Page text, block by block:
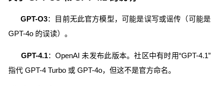
GPT-O3：目前无此官方模型，可能是误写或谣传（可能是
GPT-4o 的误读）。
GPT-4.1：OpenAI 未发布此版本。社区中有时用“GPT-4.1”
指代 GPT-4 Turbo 或 GPT-4o，但这不是官方命名。